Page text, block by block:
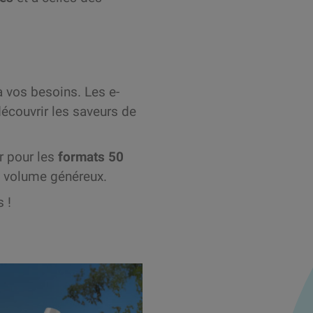
vos besoins. Les e-
les saveurs de
pour les formats 50
généreux.
!